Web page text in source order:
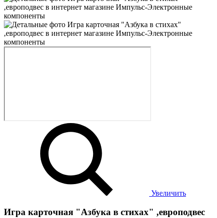
Увеличить
Игра карточная "Азбука в стихах" ,европодвес